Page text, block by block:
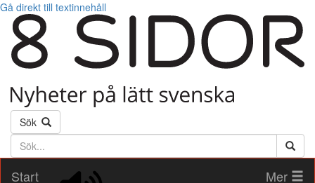
Gå direkt till textinnehåll
Sök
Söktext
Start
Mer